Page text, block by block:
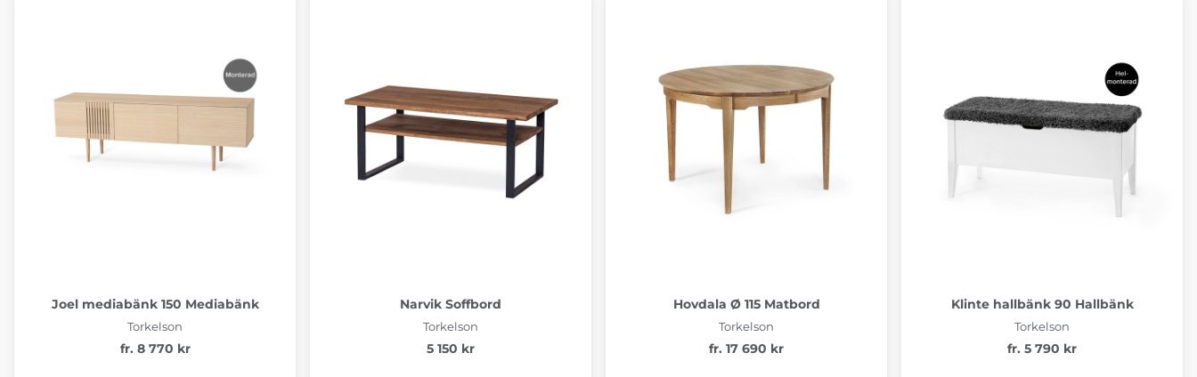
Joel mediabänk 150 Mediabänk
Torkelson
fr. 8 770 kr
Narvik Soffbord
Torkelson
5 150 kr
Hovdala Ø 115 Matbord
Torkelson
fr. 17 690 kr
Klinte hallbänk 90 Hallbänk
Torkelson
fr. 5 790 kr